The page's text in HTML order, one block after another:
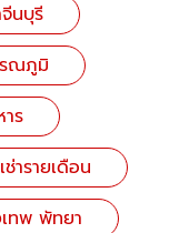
นบุรี
รณภูมิ
ร
ช่ารายเดือน
ทพ พัทยา